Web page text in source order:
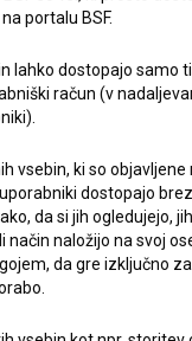
drama, zgodovinski
portalu BSF.
lahko dostopajo samo
račun (v
vsebin, ki so
dostopajo
da si jih ogledujejo,
način naložijo na svoj
da gre izključno